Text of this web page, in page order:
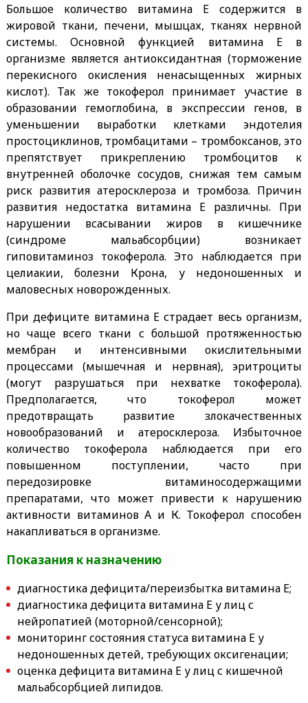
Большое количество витамина Е содержится в
жировой ткани, печени, мышцах, тканях нервной
системы. Основной функцией витамина Е в
организме является антиоксидантная (торможение
перекисного окисления ненасыщенных жирных
кислот). Так же токоферол принимает участие в
образовании гемоглобина, в экспрессии генов, в
уменьшении выработки клетками эндотелия
простоциклинов, тромбацитами – тромбоксанов, это
препятствует прикреплению тромбоцитов к
внутренней оболочке сосудов, снижая тем самым
риск развития атеросклероза и тромбоза. Причин
развития недостатка витамина Е различны. При
нарушении всасывании жиров в кишечнике
(синдроме мальабсорбции) возникает
гиповитаминоз токоферола. Это наблюдается при
целиакии, болезни Крона, у недоношенных и
маловесных новорожденных.
При дефиците витамина Е страдает весь организм,
но чаще всего ткани с большой протяженностью
мембран и интенсивными окислительными
процессами (мышечная и нервная), эритроциты
(могут разрушаться при нехватке токоферола).
Предполагается, что токоферол может
предотвращать развитие злокачественных
новообразований и атеросклероза. Избыточное
количество токоферола наблюдается при его
повышенном поступлении, часто при
передозировке витаминосодержащими
препаратами, что может привести к нарушению
активности витаминов А и К. Токоферол способен
накапливаться в организме.
Показания к назначению
диагностика дефицита/переизбытка витамина Е;
диагностика дефицита витамина Е у лиц с
нейропатией (моторной/сенсорной);
мониторинг состояния статуса витамина Е у
недоношенных детей, требующих оксигенации;
оценка дефицита витамина Е у лиц с кишечной
мальабсорбцией липидов.